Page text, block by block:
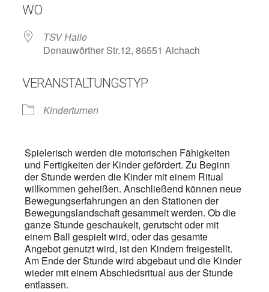
WO
TSV Halle
Donauwörther Str.12, 86551 Aichach
VERANSTALTUNGSTYP
Kinderturnen
Spielerisch werden die motorischen Fähigkeiten
und Fertigkeiten der Kinder gefördert. Zu Beginn
der Stunde werden die Kinder mit einem Ritual
willkommen geheißen. Anschließend können neue
Bewegungserfahrungen an den Stationen der
Bewegungslandschaft gesammelt werden. Ob die
ganze Stunde geschaukelt, gerutscht oder mit
einem Ball gespielt wird, oder das gesamte
Angebot genutzt wird, ist den Kindern freigestellt.
Am Ende der Stunde wird abgebaut und die Kinder
wieder mit einem Abschiedsritual aus der Stunde
entlassen.